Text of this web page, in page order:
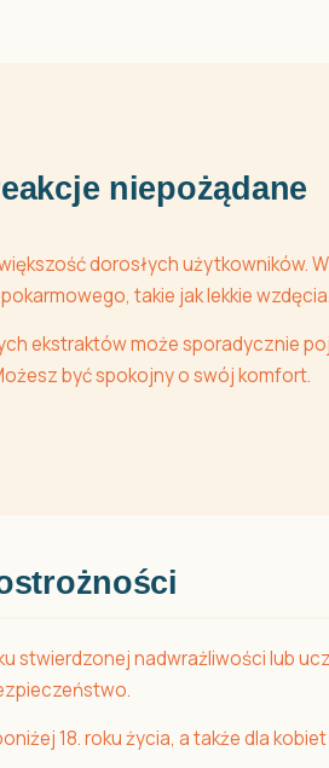
niepożądane
dorosłych użytkowników.
takie jak lekkie
ekstraktów może sporadycznie
być spokojny o swój komfort.
stwierdzonej nadwrażliwości lub
18. roku życia, a także dla